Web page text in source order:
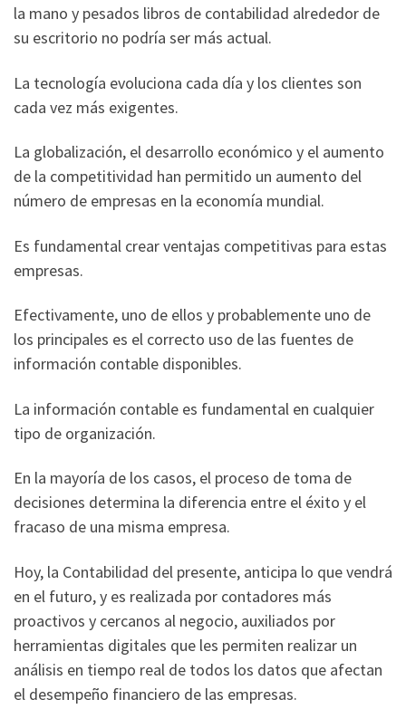
la mano y pesados ​​libros de contabilidad alrededor de
su escritorio no podría ser más actual.
La tecnología evoluciona cada día y los clientes son
cada vez más exigentes.
La globalización, el desarrollo económico y el aumento
de la competitividad han permitido un aumento del
número de empresas en la economía mundial.
Es fundamental crear ventajas competitivas para estas
empresas.
Efectivamente, uno de ellos y probablemente uno de
los principales es el correcto uso de las fuentes de
información contable disponibles.
La información contable es fundamental en cualquier
tipo de organización.
En la mayoría de los casos, el proceso de toma de
decisiones determina la diferencia entre el éxito y el
fracaso de una misma empresa.
Hoy, la Contabilidad del presente, anticipa lo que vendrá
en el futuro, y es realizada por contadores más
proactivos y cercanos al negocio, auxiliados por
herramientas digitales que les permiten realizar un
análisis en tiempo real de todos los datos que afectan
el desempeño financiero de las empresas.